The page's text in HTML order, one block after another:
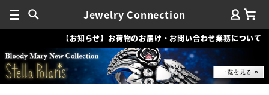
Jewelry Connection
【お知らせ】お荷物のお届け・お問い合わせ業務について